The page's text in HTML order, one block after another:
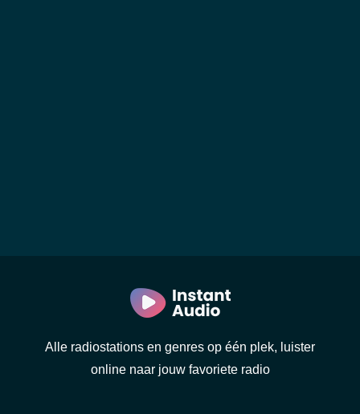
Alle radiostations en genres op één plek, luister
online naar jouw favoriete radio